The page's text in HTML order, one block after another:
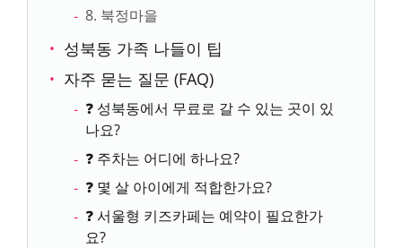
8. 북정마을
성북동 가족 나들이 팁
자주 묻는 질문 (FAQ)
❓ 성북동에서 무료로 갈 수 있는 곳이 있
나요?
❓ 주차는 어디에 하나요?
❓ 몇 살 아이에게 적합한가요?
❓ 서울형 키즈카페는 예약이 필요한가
요?